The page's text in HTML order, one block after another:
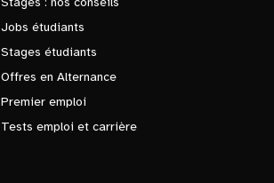
Jobs étudiants
Stages étudiants
Offres en Alternance
Premier emploi
Tests emploi et carrière